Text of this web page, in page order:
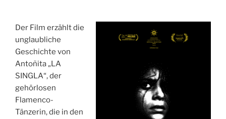
Der Film erzählt die
unglaubliche
Geschichte von
Antoñita „LA
SINGLA“, der
gehörlosen
Flamenco-
Tänzerin, die in den